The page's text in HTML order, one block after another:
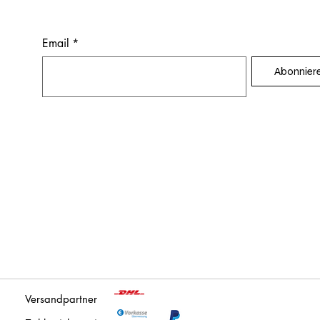
Email *
Versandpartner